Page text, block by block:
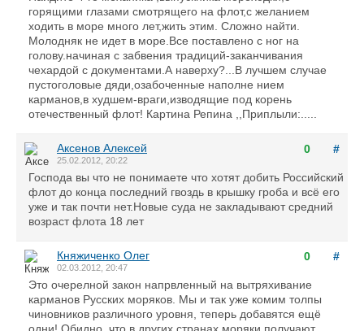
горящими глазами смотрящего на флот,с желанием
ходить в море много лет,жить этим. Сложно найти.
Молодняк не идет в море.Все поставлено с ног на
голову.начиная с забвения традиций-заканчивания
чехардой с документами.А наверху?...В лучшем случае
пустоголовые дяди,озабоченные наполне нием
карманов,в худшем-враги,изводящие под корень
отечественный флот! Картина Репина ,,Приплыли:.....
0 #
Аксенов Алексей
25.02.2012, 20:22
Господа вы что не понимаете что хотят добить Российский
флот до конца последний гвоздь в крышку гроба и всё его
уже и так почти нет.Новые суда не закладывают средний
возраст флота 18 лет
0 #
Княжиченко Олег
02.03.2012, 20:47
Это очерелной закон напрвленный на вытряхивание
карманов Русских моряков. Мы и так уже комим толпы
чиновников различного уровня, теперь добавятся ещё